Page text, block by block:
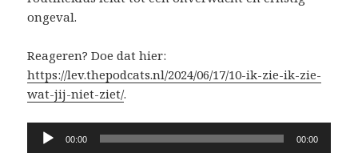
ongeval.
Reageren? Doe dat hier:
https://lev.thepodcats.nl/2024/06/17/10-ik-zie-ik-zie-
wat-jij-niet-ziet/.
Audiospeler
00:00 00:00